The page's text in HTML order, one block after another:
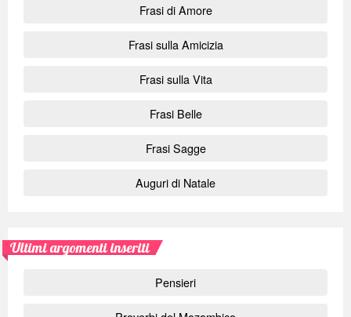
Frasi di Amore
Frasi sulla Amicizia
Frasi sulla Vita
Frasi Belle
Frasi Sagge
Auguri di Natale
Ultimi argomenti inseriti
Pensieri